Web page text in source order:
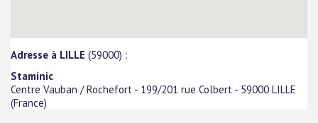
Adresse à LILLE (59000) :
Staminic
Centre Vauban / Rochefort - 199/201 rue Colbert - 59000 LILLE
(France)